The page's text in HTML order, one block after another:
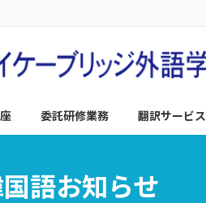
委託研修業務 翻訳サービス
語お知らせ